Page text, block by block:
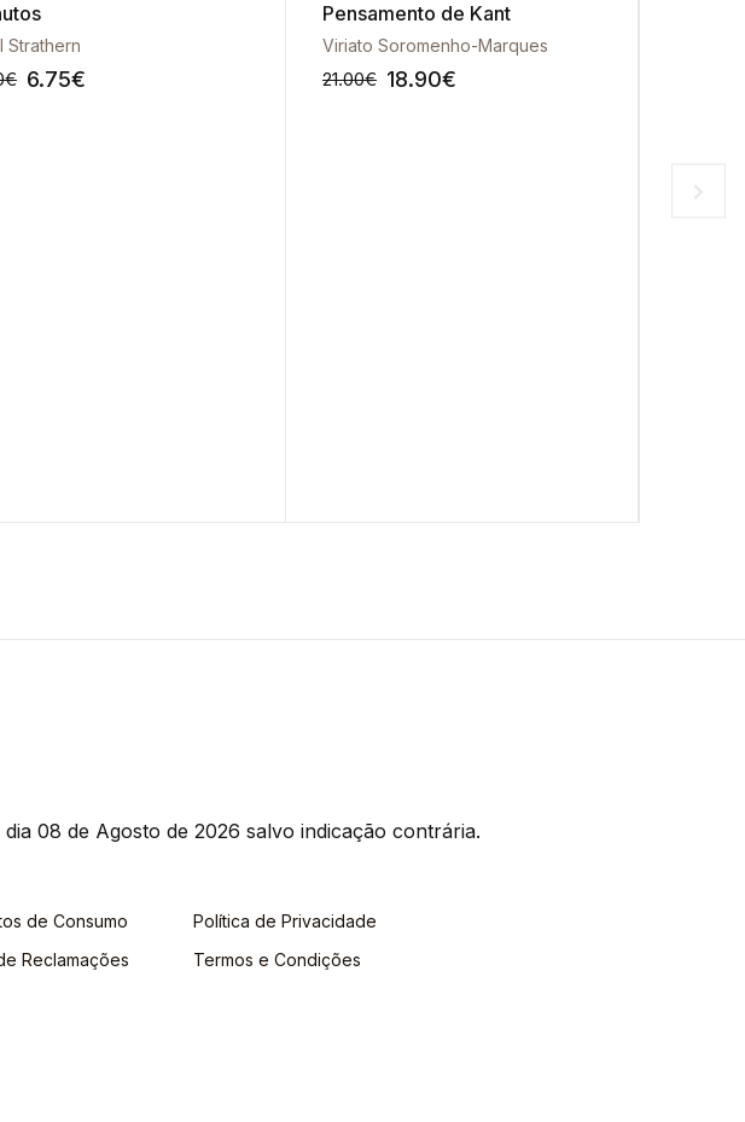
Strathern
€ 6.75€
Pensamento de Kant
Viriato Soromenho-Marques
21.00€ 18.90€
08 de Agosto de 2026 salvo indicação contrária.
de Consumo
Reclamações
Política de Privacidade
Termos e Condições